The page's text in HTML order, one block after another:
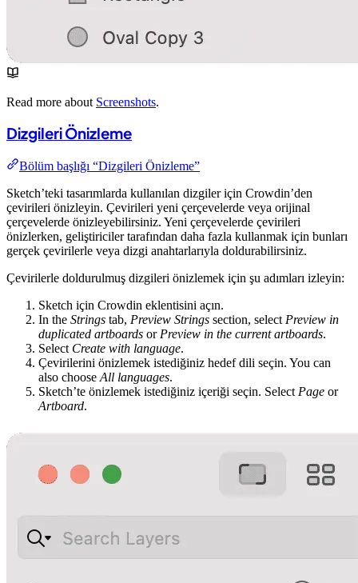
Read more about Screenshots.
Dizgileri Önizleme
Bölüm başlığı “Dizgileri Önizleme”
Sketch’teki tasarımlarda kullanılan dizgiler için Crowdin’den
çevirileri önizleyin. Çevirileri yeni çerçevelerde veya orijinal
çerçevelerde önizleyebilirsiniz. Yeni çerçevelerde çevirileri
önizlerken, geliştiriciler tarafından daha fazla kullanmak için bunları
gerçek çevirilerle veya dizgi anahtarlarıyla doldurabilirsiniz.
Çevirilerle doldurulmuş dizgileri önizlemek için şu adımları izleyin:
Sketch için Crowdin eklentisini açın.
In the Strings tab, Preview Strings section, select Preview in
duplicated artboards or Preview in the current artboards.
Select Create with language.
Çevirilerini önizlemek istediğiniz hedef dili seçin. You can
also choose All languages.
Sketch’te önizlemek istediğiniz içeriği seçin. Select Page or
Artboard.